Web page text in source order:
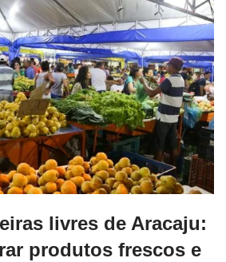
livres de Aracaju:
produtos frescos e